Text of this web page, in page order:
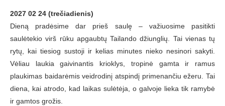
2027 02 24 (trečiadienis)
Dieną pradėsime dar prieš saulę – važiuosime pasitikti
saulėtekio virš rūku apgaubtų Tailando džiunglių. Tai vienas tų
rytų, kai tiesiog sustoji ir kelias minutes nieko nesinori sakyti.
Vėliau laukia gaivinantis krioklys, tropinė gamta ir ramus
plaukimas baidarėmis veidrodinį atspindį primenančiu ežeru. Tai
diena, kai atrodo, kad laikas sulėtėja, o galvoje lieka tik ramybė
ir gamtos grožis.